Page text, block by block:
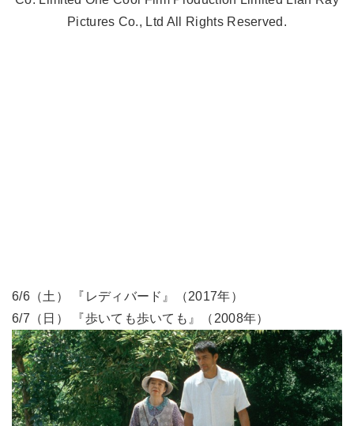
Pictures Co., Ltd All Rights Reserved.
6/6（土） 『レディバード』（2017年）
6/7（日） 『歩いても歩いても』（2008年）